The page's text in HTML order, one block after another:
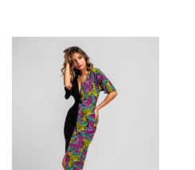
LEER MÁS